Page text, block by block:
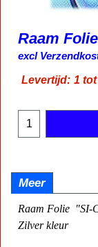
Raam
€36.95
excl
Meer
Raam Folie